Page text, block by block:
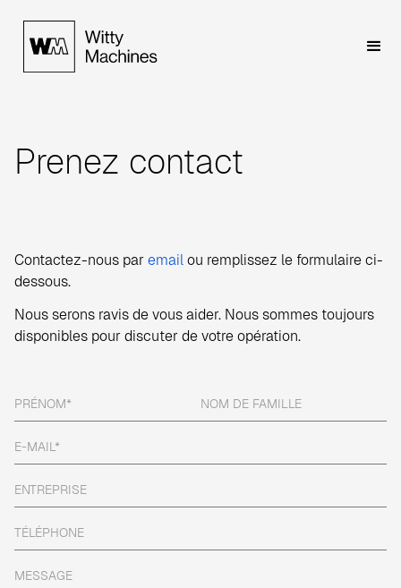
Prenez contact
Contactez-nous paremailou remplissez le formulaire ci-
dessous.
Nous serons ravis de vous aider. Nous sommes toujours
disponibles pour discuter de votre opération.